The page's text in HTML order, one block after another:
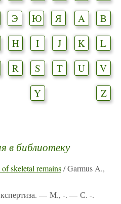
Э Ю Я A
B
H I J K
L
R S T U
V
Y Z
в библиотеку
skeletal remains/ Garmus A.,
— М., -. — С. -.